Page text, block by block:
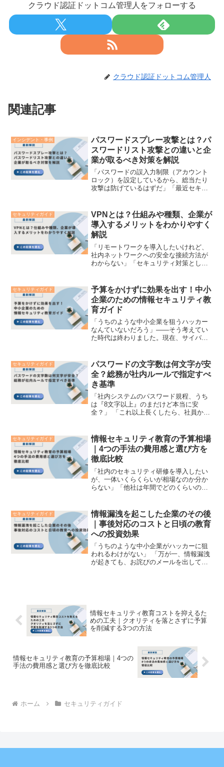
クラウド認証ドットコム管理人をフォローする
クラウド認証ドットコム管理人
関連記事
インシデント・事例
パスワードスプレー攻撃とは？パ
スワードリスト攻撃との違いと企
業が取るべき対策を解説
「パスワードの誤入力制限（アカウント
ロック）を設定しているから、総当たり
攻撃は防げているはずだ」「最近セキュ
なのだろう」企業のDX推進やクラウドサ
ービスの活用が日常ルー...
セキュリティガイド
VPNとは？仕組みや種類、企業が
導入するメリットをわかりやすく
解説
「リモートワークを導入したいけれど、
社内ネットワークへの安全な接続方法が
わからない」「セキュリティ対策として
クや拠点を跨いだ業務が定着した現代に
おいて、企業のセキュリ...
セキュリティガイド
予算をかけずに効果を出す！中小
企業のための情報セキュリティ教
育ガイド
「うちのような中小企業を狙うハッカー
なんていないだろう」――そう考えてい
た時代は終わりました。現在、サイバー
「守りの甘い中小企業」を足がかりにす
る「サプライチェーン攻撃...
セキュリティガイド
パスワードの文字数は何文字が安
全？総務が社内ルールで指定すべ
き基準
「社内システムのパスワード規程、うち
は『8文字以上』のまだけど本当に安
全？」 「これ以上長くしたら、社員から
者が社内のセキュリティ規程を作る際、
必ず直面するのが「パスワ...
セキュリティガイド
情報セキュリティ教育の予算相場
｜4つの手法の費用感と選び方を
徹底比較
「社内のセキュリティ研修を導入したい
が、一体いくらくらいが相場なのか分か
らない」「他社は年間でどのくらいの予
かりの総務・人事・情報システム部門の
担当者の方は少なくありま...
セキュリティガイド
情報漏洩を起こした企業のその後
｜事後対応のコストと日頃の教育
への投資効果
「うちのような中小企業がハッカーに狙
われるわけがない」 「万が一、情報漏洩
が起きても、お詫びのメールを出して平
情報セキュリティ教育コストを抑えるた
めの工夫｜クオリティを落とさずに予算
を削減する3つの方法
情報セキュリティ教育の予算相場｜4つの
手法の費用感と選び方を徹底比較
ホーム セキュリティガイド